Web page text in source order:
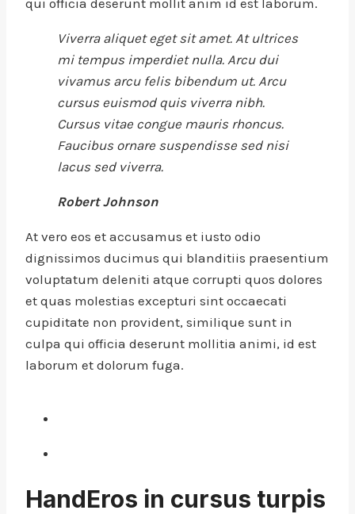
Viverra aliquet eget sit amet. At ultrices
mi tempus imperdiet nulla. Arcu dui
vivamus arcu felis bibendum ut. Arcu
cursus euismod quis viverra nibh.
Cursus vitae congue mauris rhoncus.
Faucibus ornare suspendisse sed nisi
lacus sed viverra.
Robert Johnson
At vero eos et accusamus et iusto odio
dignissimos ducimus qui blanditiis praesentium
voluptatum deleniti atque corrupti quos dolores
et quas molestias excepturi sint occaecati
cupiditate non provident, similique sunt in
culpa qui officia deserunt mollitia animi, id est
laborum et dolorum fuga.
HandEros in cursus turpis